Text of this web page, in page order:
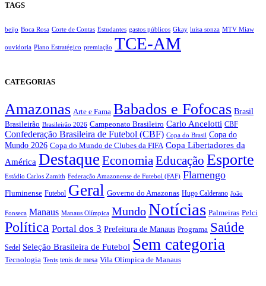
TAGS
beijo Boca Rosa Corte de Contas Estudantes gastos públicos Gkay luisa sonza MTV Miaw
ouvidoria Plano Estratégico premiação TCE-AM
CATEGORIAS
Amazonas Arte e Fama Babados e Fofocas Brasil
Brasileirão Brasileirão 2026 Campeonato Brasileiro Carlo Ancelotti CBF
Confederação Brasileira de Futebol (CBF) Copa do Brasil Copa do
Mundo 2026 Copa do Mundo de Clubes da FIFA Copa Libertadores da
América Destaque Economia Educação Esporte
Estádio Carlos Zamith Federação Amazonense de Futebol (FAF) Flamengo
Fluminense Futebol Geral Governo do Amazonas Hugo Calderano João
Fonseca Manaus Manaus Olímpica MundoNotícias Palmeiras Pelci
Política Portal dos 3 Prefeitura de Manaus Programa Saúde
Sedel Seleção Brasileira de Futebol Sem categoria
Tecnologia Tenis tenis de mesa Vila Olímpica de Manaus